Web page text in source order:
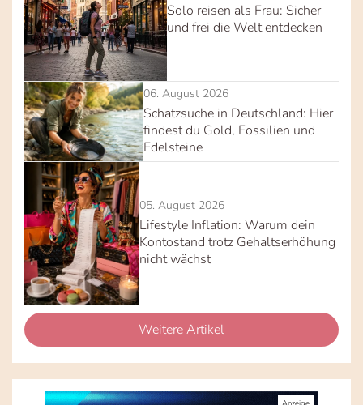
Solo reisen als Frau: Sicher
und frei die Welt entdecken
06. August 2026
Schatzsuche in Deutschland: Hier
findest du Gold, Fossilien und
Edelsteine
05. August 2026
Lifestyle Inflation: Warum dein
Kontostand trotz Gehaltserhöhung
nicht wächst
Weitere Artikel